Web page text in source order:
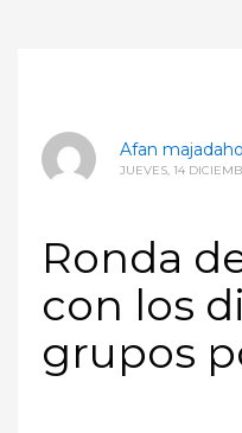
Afan
JUEVES, 14
Ronda
con los
grupos